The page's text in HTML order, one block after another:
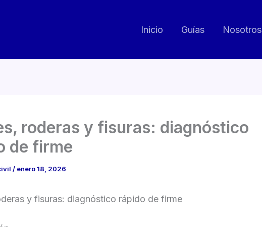
Inicio Guías Nosotros
roderas y fisuras: diagnóstico
de firme
/ enero 18, 2026
y fisuras: diagnóstico rápido de firme